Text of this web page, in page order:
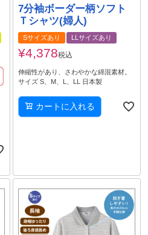
7分袖ボーダー柄ソフト
Ｔシャツ(婦人)
Sサイズあり LLサイズあり
¥4,378税込
伸縮性があり、さわやかな綿混素材。
サイズ S、M、L、LL 日本製
カートに入れる